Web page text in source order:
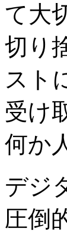
て大
切り
スト
受け
何か
デジ
圧倒